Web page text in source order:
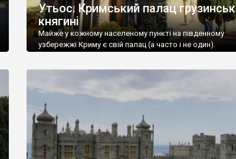
Утьос. Кримський палац
княгині
Майже у кожному населеному пункті на південному
узбережжі Криму є свій палац (а часто і не один).